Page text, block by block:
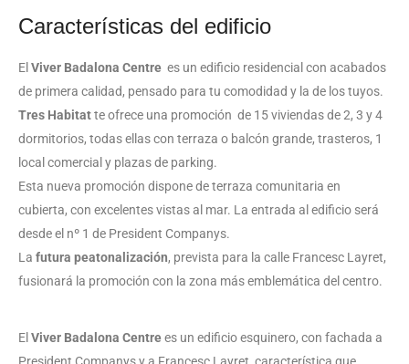
El Viver Badalona Centre es un edificio residencial con acabados
de primera calidad, pensado para tu comodidad y la de los tuyos.
Tres Habitatte ofrece una promoción de 15 viviendas de 2, 3 y 4
dormitorios, todas ellas con terraza o balcón grande, trasteros, 1
local comercial y plazas de parking.
Esta nueva promoción dispone de terraza comunitaria en
cubierta, con excelentes vistas al mar. La entrada al edificio será
desde el nº 1 de President Companys.
La futura peatonalización, prevista para la calle Francesc Layret,
fusionará la promoción con la zona más emblemática del centro.
El Viver Badalona Centrees un edificio esquinero, con fachada a